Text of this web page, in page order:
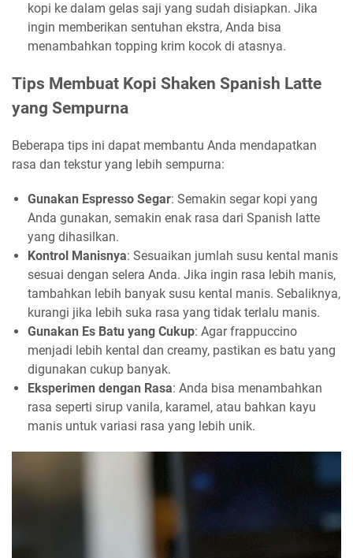
kopi ke dalam gelas saji yang sudah disiapkan. Jika
ingin memberikan sentuhan ekstra, Anda bisa
menambahkan topping krim kocok di atasnya.
Tips Membuat Kopi Shaken Spanish Latte
yang Sempurna
Beberapa tips ini dapat membantu Anda mendapatkan
rasa dan tekstur yang lebih sempurna:
Gunakan Espresso Segar: Semakin segar kopi yang
Anda gunakan, semakin enak rasa dari Spanish latte
yang dihasilkan.
Kontrol Manisnya: Sesuaikan jumlah susu kental manis
sesuai dengan selera Anda. Jika ingin rasa lebih manis,
tambahkan lebih banyak susu kental manis. Sebaliknya,
kurangi jika lebih suka rasa yang tidak terlalu manis.
Gunakan Es Batu yang Cukup: Agar frappuccino
menjadi lebih kental dan creamy, pastikan es batu yang
digunakan cukup banyak.
Eksperimen dengan Rasa: Anda bisa menambahkan
rasa seperti sirup vanila, karamel, atau bahkan kayu
manis untuk variasi rasa yang lebih unik.